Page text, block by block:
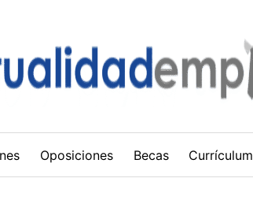
Oposiciones Becas Currículum